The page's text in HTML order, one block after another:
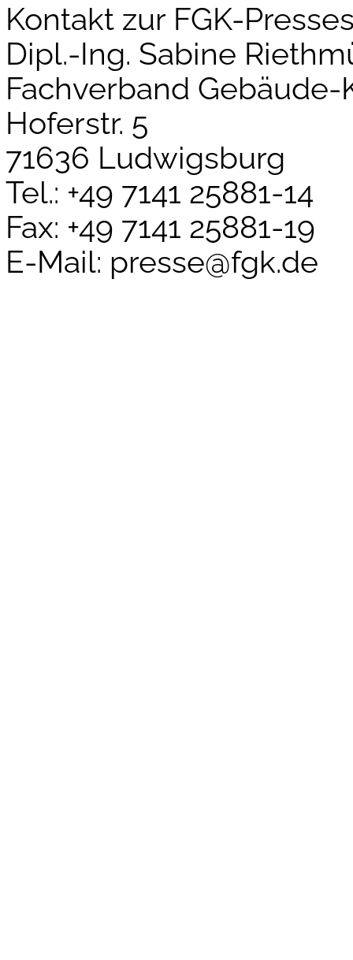
Kontakt zur FGK-
Dipl.-Ing. Sabine
Fachverband Gebäude-
Hoferstr. 5
71636 Ludwigsburg
Tel.: +49 7141 25881-14
Fax: +49 7141 25881-19
E-Mail: presse@fgk.de